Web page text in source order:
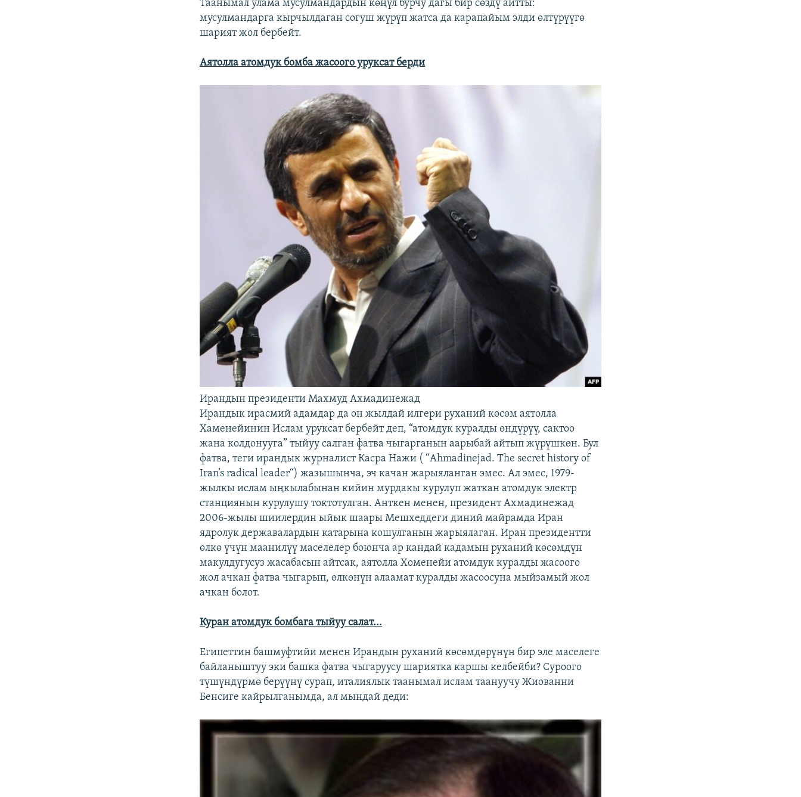
Таанымал улама мусулмандардын көңүл бурчу дагы бир сөздү айтты:
мусулмандарга кырчылдаган согуш жүрүп жатса да карапайым элди өлтүрүүгө
шарият жол бербейт.
Аятолла атомдук бомба жасоого уруксат берди
Ирандын президенти Махмуд Ахмадинежад
Ирандык ирасмий адамдар да он жылдай илгери руханий көсөм аятолла
Хаменейинин Ислам уруксат бербейт деп, “атомдук куралды өндүрүү, сактоо
жана колдонууга” тыйуу салган фатва чыгарганын аарыбай айтып жүрүшкөн. Бул
фатва, теги ирандык журналист Касра Нажи ( “Ahmadinejad. The secret history of
Iran’s radical leader“) жазышынча, эч качан жарыяланган эмес. Ал эмес, 1979-
жылкы ислам ыңкылабынан кийин мурдакы курулуп жаткан атомдук электр
станциянын курулушу токтотулган. Анткен менен, президент Ахмадинежад
2006-жылы шиилердин ыйык шаары Мешхеддеги диний майрамда Иран
ядролук державалардын катарына кошулганын жарыялаган. Иран президентти
өлкө үчүн маанилүү маселелер боюнча ар кандай кадамын руханий көсөмдүн
макулдугусуз жасабасын айтсак, аятолла Хоменейи атомдук куралды жасоого
жол ачкан фатва чыгарып, өлкөнүн алаамат куралды жасоосуна мыйзамый жол
ачкан болот.
Куран атомдук бомбага тыйуу салат...
Египеттин башмуфтийи менен Ирандын руханий көсөмдөрүнүн бир эле маселеге
байланыштуу эки башка фатва чыгаруусу шариятка каршы келбейби? Суроого
түшүндүрмө берүүнү сурап, италиялык таанымал ислам таануучу Жиованни
Бенсиге кайрылганымда, ал мындай деди: